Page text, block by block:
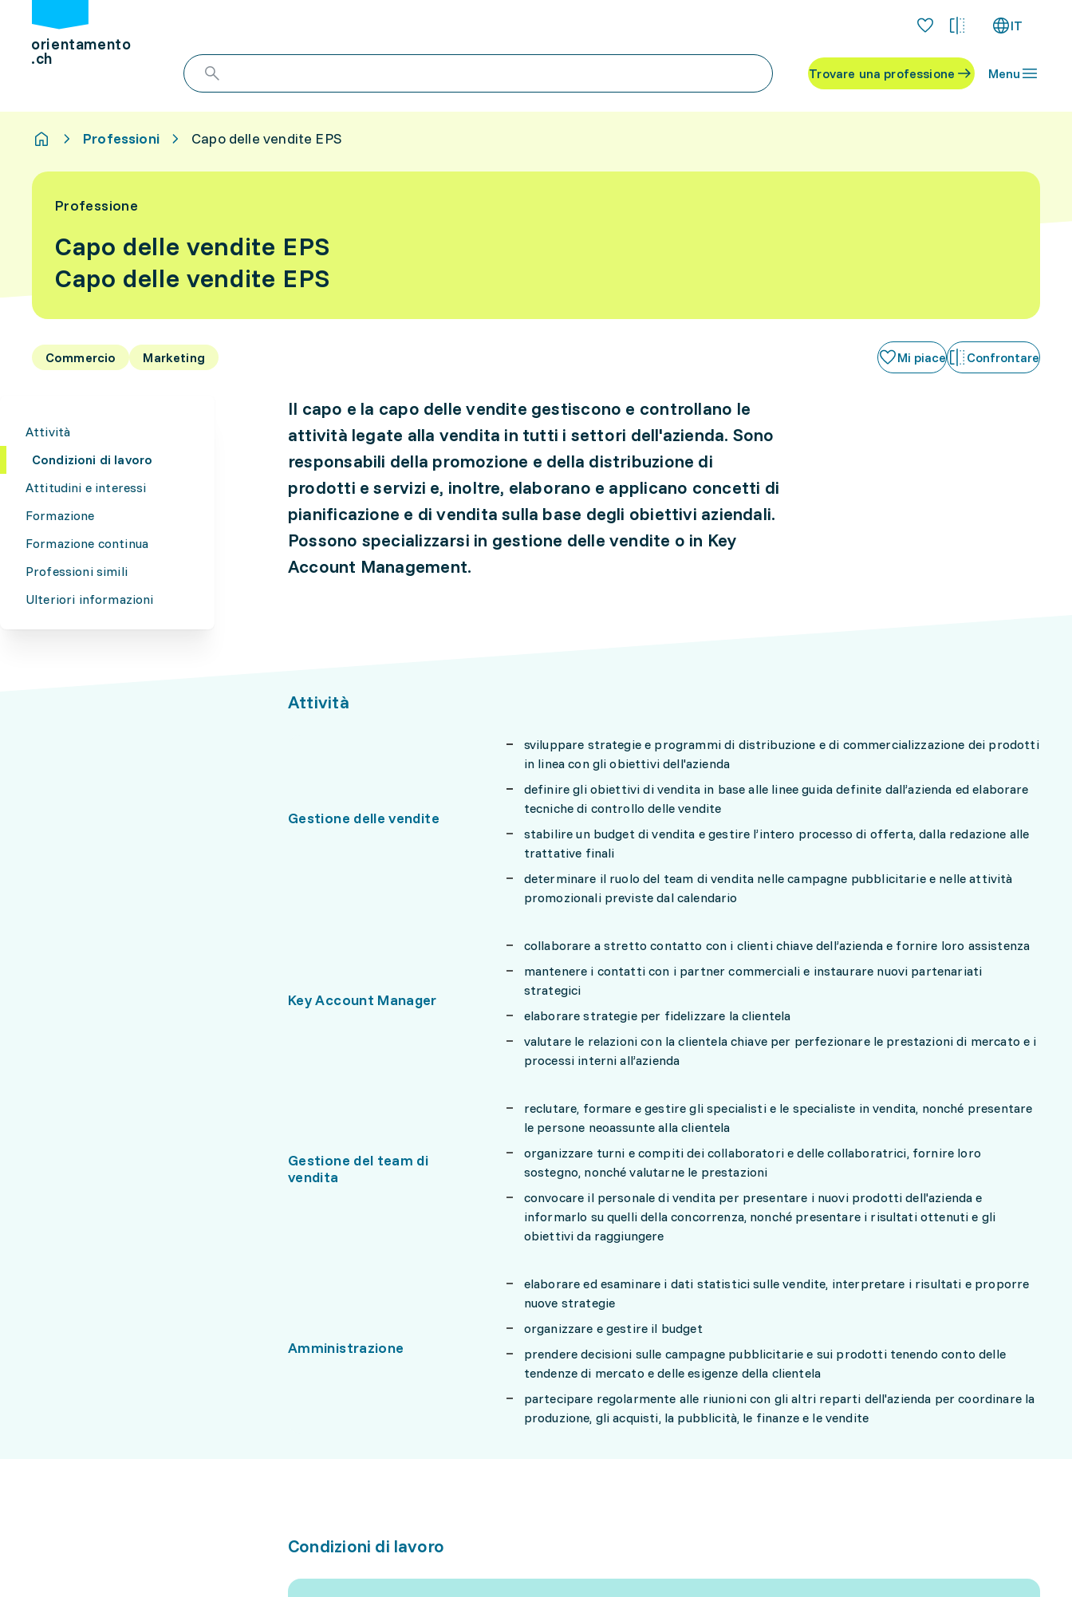
orientamento
.ch
IT
Trovare una professione Menu
Professioni Capo delle vendite EPS
Professione
Capo delle vendite EPS
Capo delle vendite EPS
Commercio Marketing Mi piace Confrontare
Attività
Condizioni di lavoro
Attitudini e interessi
Formazione
Formazione continua
Professioni simili
Ulteriori informazioni
Il capo e la capo delle vendite gestiscono e controllano le
attività legate alla vendita in tutti i settori dell'azienda. Sono
responsabili della promozione e della distribuzione di
prodotti e servizi e, inoltre, elaborano e applicano concetti di
pianificazione e di vendita sulla base degli obiettivi aziendali.
Possono specializzarsi in gestione delle vendite o in Key
Account Management.
Attività
Gestione delle vendite
sviluppare strategie e programmi di distribuzione e di commercializzazione dei prodotti
in linea con gli obiettivi dell'azienda
definire gli obiettivi di vendita in base alle linee guida definite dall’azienda ed elaborare
tecniche di controllo delle vendite
stabilire un budget di vendita e gestire l’intero processo di offerta, dalla redazione alle
trattative finali
determinare il ruolo del team di vendita nelle campagne pubblicitarie e nelle attività
promozionali previste dal calendario
Key Account Manager
collaborare a stretto contatto con i clienti chiave dell’azienda e fornire loro assistenza
mantenere i contatti con i partner commerciali e instaurare nuovi partenariati
strategici
elaborare strategie per fidelizzare la clientela
valutare le relazioni con la clientela chiave per perfezionare le prestazioni di mercato e i
processi interni all’azienda
Gestione del team di
vendita
reclutare, formare e gestire gli specialisti e le specialiste in vendita, nonché presentare
le persone neoassunte alla clientela
organizzare turni e compiti dei collaboratori e delle collaboratrici, fornire loro
sostegno, nonché valutarne le prestazioni
convocare il personale di vendita per presentare i nuovi prodotti dell'azienda e
informarlo su quelli della concorrenza, nonché presentare i risultati ottenuti e gli
obiettivi da raggiungere
Amministrazione
elaborare ed esaminare i dati statistici sulle vendite, interpretare i risultati e proporre
nuove strategie
organizzare e gestire il budget
prendere decisioni sulle campagne pubblicitarie e sui prodotti tenendo conto delle
tendenze di mercato e delle esigenze della clientela
partecipare regolarmente alle riunioni con gli altri reparti dell'azienda per coordinare la
produzione, gli acquisti, la pubblicità, le finanze e le vendite
Condizioni di lavoro